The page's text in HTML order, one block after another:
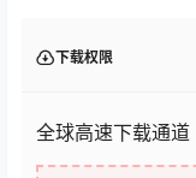
下载权限
全球高速下载通道